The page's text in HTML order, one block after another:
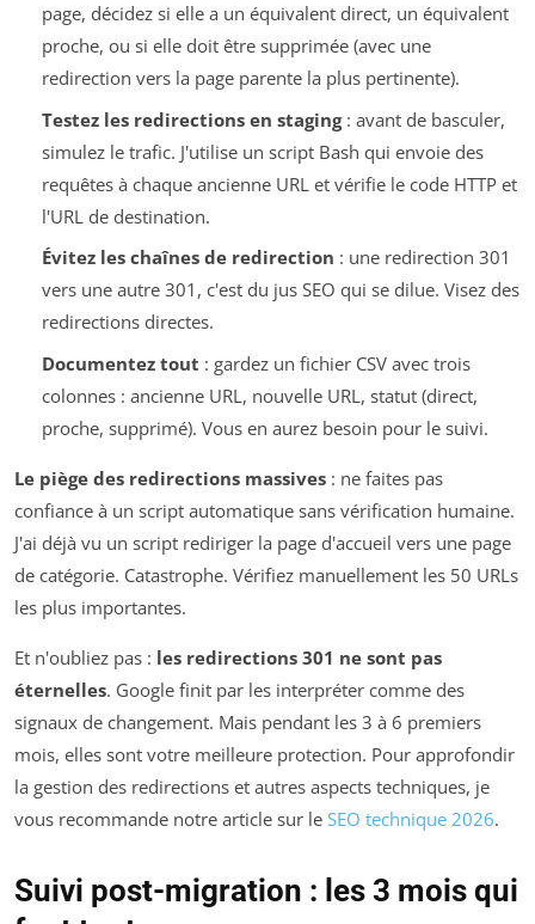
page, décidez si elle a un équivalent direct, un équivalent
proche, ou si elle doit être supprimée (avec une
redirection vers la page parente la plus pertinente).
Testez les redirections en staging: avant de basculer,
simulez le trafic. J'utilise un script Bash qui envoie des
requêtes à chaque ancienne URL et vérifie le code HTTP et
l'URL de destination.
Évitez les chaînes de redirection : une redirection 301
vers une autre 301, c'est du jus SEO qui se dilue. Visez des
redirections directes.
Documentez tout : gardez un fichier CSV avec trois
colonnes : ancienne URL, nouvelle URL, statut (direct,
proche, supprimé). Vous en aurez besoin pour le suivi.
Le piège des redirections massives : ne faites pas
confiance à un script automatique sans vérification humaine.
J'ai déjà vu un script rediriger la page d'accueil vers une page
de catégorie. Catastrophe. Vérifiez manuellement les 50 URLs
les plus importantes.
Et n'oubliez pas : les redirections 301 ne sont pas
éternelles. Google finit par les interpréter comme des
signaux de changement. Mais pendant les 3 à 6 premiers
mois, elles sont votre meilleure protection. Pour approfondir
la gestion des redirections et autres aspects techniques, je
vous recommande notre article sur le SEO technique 2026.
Suivi post-migration : les 3 mois qui